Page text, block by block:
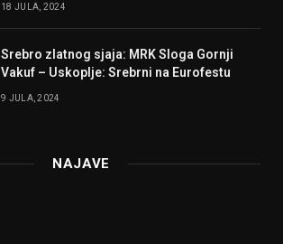
18 JULA, 2024
Srebro zlatnog sjaja: MRK Sloga Gornji
Vakuf – Uskoplje: Srebrni na Eurofestu
9 JULA, 2024
NAJAVE